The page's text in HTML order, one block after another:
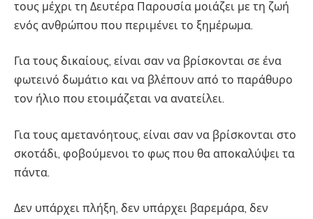
τους μέχρι τη Δευτέρα Παρουσία μοιάζει με τη ζωή
ενός ανθρώπου που περιμένει το ξημέρωμα.
Για τους δικαίους, είναι σαν να βρίσκονται σε ένα
φωτεινό δωμάτιο και να βλέπουν από το παράθυρο
τον ήλιο που ετοιμάζεται να ανατείλει.
Για τους αμετανόητους, είναι σαν να βρίσκονται στο
σκοτάδι, φοβούμενοι το φως που θα αποκαλύψει τα
πάντα.
Δεν υπάρχει πλήξη, δεν υπάρχει βαρεμάρα, δεν